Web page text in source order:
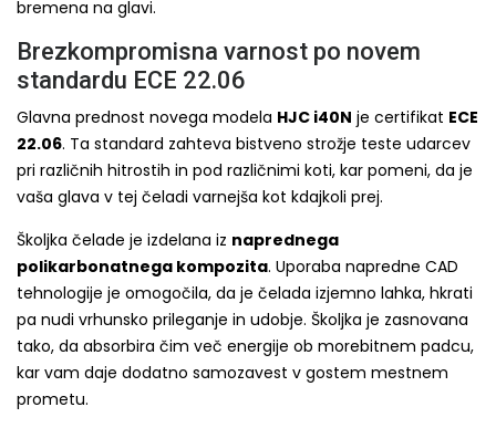
bremena na glavi.
Brezkompromisna varnost po novem
standardu ECE 22.06
Glavna prednost novega modela HJC i40N je certifikat ECE
22.06. Ta standard zahteva bistveno strožje teste udarcev
pri različnih hitrostih in pod različnimi koti, kar pomeni, da je
vaša glava v tej čeladi varnejša kot kdajkoli prej.
Školjka čelade je izdelana iz naprednega
polikarbonatnega kompozita. Uporaba napredne CAD
tehnologije je omogočila, da je čelada izjemno lahka, hkrati
pa nudi vrhunsko prileganje in udobje. Školjka je zasnovana
tako, da absorbira čim več energije ob morebitnem padcu,
kar vam daje dodatno samozavest v gostem mestnem
prometu.